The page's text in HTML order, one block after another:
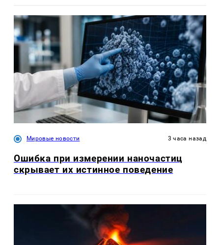
Мировые новости 3 часа назад
Ошибка при измерении наночастиц
скрывает их истинное поведение